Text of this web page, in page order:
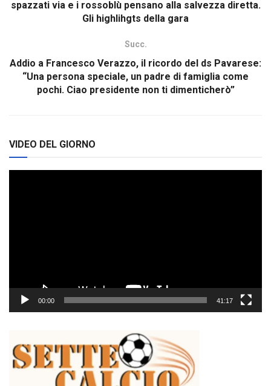
spazzati via e i rossoblù pensano alla salvezza diretta.
Gli highlihgts della gara
Succ.
Addio a Francesco Verazzo, il ricordo del ds Pavarese:
“Una persona speciale, un padre di famiglia come
pochi. Ciao presidente non ti dimenticherò”
VIDEO DEL GIORNO
00:00 41:17